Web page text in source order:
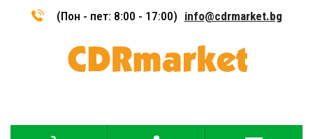
(Пон - пет: 8:00 - 17:00) info@cdrmarket.bg